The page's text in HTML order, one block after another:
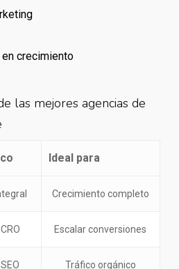
crecimiento
las mejores agencias de
Ideal para
Crecimiento completo
CRO Escalar conversiones
SEO Tráfico orgánico